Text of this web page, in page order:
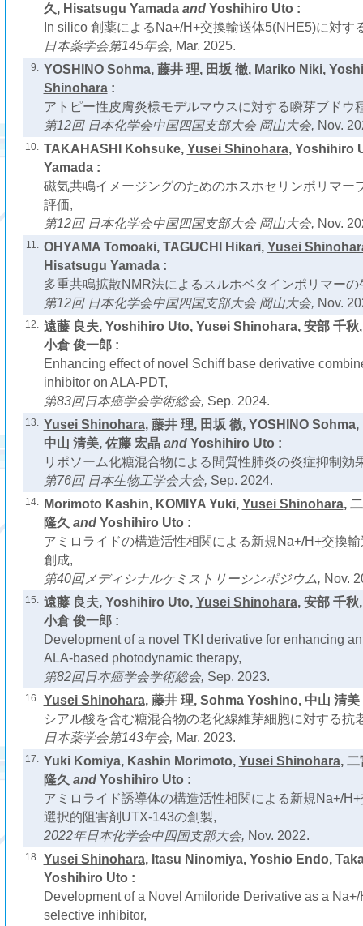
久, Hisatsugu Yamadaand Yoshihiro Uto :
In silico 創薬によるNa+/H+交換輸送体5(NHE5)に対す
日本薬学会第145年会, Mar. 2025.
9. YOSHINO Sohma, 藤井 理, 田坂 徹, Mariko Niki,
Shinohara:
アトピー性⽪膚炎様モデルマウスに対する瞬芽ブドウ
第12回 日本化学会中国四国支部大会 岡山大会, Nov.
10. TAKAHASHI Kohsuke, Yusei Shinohara, Yoshihiro
Yamada :
磁気共鳴イメージングのためのホスホセリンポリマー
評価,
第12回 日本化学会中国四国支部大会 岡山大会, Nov.
11. OHYAMA Tomoaki, TAGUCHI Hikari, Yusei
Hisatsugu Yamada :
多重共鳴拡散NMR法によるスルホベタインポリマー
第12回 日本化学会中国四国支部大会 岡山大会, Nov.
12. 遠藤 良夫, Yoshihiro Uto, Yusei Shinohara, 安部 千秋
小倉 俊一郎 :
Enhancing effect of novel Schiff base derivative
inhibitor on ALA-PDT,
第83回日本癌学会学術総会, Sep. 2024.
13. Yusei Shinohara, 藤井 理, 田坂 徹, YOSHINO
中山 清美, 佐藤 宏晶and Yoshihiro Uto :
リポソーム化糖混合物による間質性肺炎の炎症抑制効
第76回 日本生物工学会大会, Sep. 2024.
14. Morimoto Kashin, KOMIYA Yuki, Yusei Shinohara,
隆久 and Yoshihiro Uto :
アミロライドの構造活性相関による新規Na+/H+交換
創成,
第40回メディシナルケミストリーシンポジウム, Nov.
15. 遠藤 良夫, Yoshihiro Uto, Yusei Shinohara, 安部 千秋
小倉 俊一郎 :
Development of a novel TKI derivative for enhancing
ALA-based photodynamic therapy,
第82回日本癌学会学術総会, Sep. 2023.
16. Yusei Shinohara, 藤井 理, Sohma Yoshino, 中山 清美
シアル酸を含む糖混合物の老化線維芽細胞に対する抗
日本薬学会第143年会, Mar. 2023.
17. Yuki Komiya, Kashin Morimoto, Yusei Shinohara, 二
隆久 and Yoshihiro Uto :
アミロライド誘導体の構造活性相関による新規Na+/
選択的阻害剤UTX-143の創製,
2022年日本化学会中四国支部大会, Nov. 2022.
18. Yusei Shinohara, Itasu Ninomiya, Yoshio Endo,
Yoshihiro Uto :
Development of a Novel Amiloride Derivative as a
selective inhibitor,